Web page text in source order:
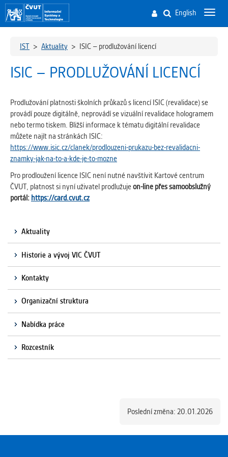
Toggle
English
IST > Aktuality > ISIC – prodlužování licencí
ISIC – PRODLUŽOVÁNÍ LICENCÍ
Prodlužování platnosti školních průkazů s licencí ISIC (revalidace) se
provádí pouze digitálně, neprovádí se vizuální revalidace hologramem
nebo termo tiskem. Bližší informace k tématu digitální revalidace
můžete najít na stránkách ISIC:
https://www.isic.cz/clanek/prodlouzeni-prukazu-bez-revalidacni-
znamky-jak-na-to-a-kde-je-to-mozne
Pro prodloužení licence ISIC není nutné navštívit Kartové centrum
ČVUT, platnost si nyní uživatel prodlužuje on-line přes samoobslužný
portál: https://card.cvut.cz
Aktuality
Historie a vývoj VIC ČVUT
Kontakty
Organizační struktura
Nabídka práce
Rozcestník
Poslední změna: 20.01.2026